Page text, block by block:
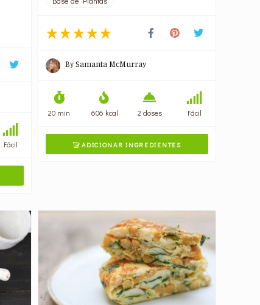
Fácil
BySamanta McMurray
20 min 606 kcal 2 doses Fácil
ADICIONAR INGREDIENTES